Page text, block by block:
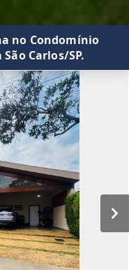
no Condomínio
Carlos/SP.